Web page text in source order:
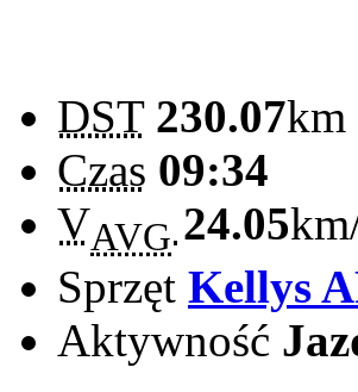
DST 230.07km
Czas 09:34
VAVG 24.05
Sprzęt Kellys
Aktywność